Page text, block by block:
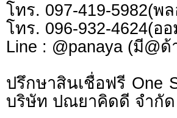
โทร. 097-419-5982(พ
โทร. 096-932-4624(อ
Line : @panaya (มี@
ปรึกษาสินเชื่อฟรี One
บริษัท ปณยาคิดดี จำกัด